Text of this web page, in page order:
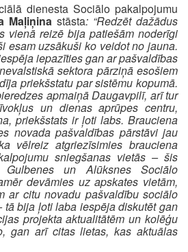
dienesta Sociālo pakalpojumu
Maļiņina stāsta: “Redzēt dažādus
vienā reizē bija patiešām noderīgi
esam uzsākuši ko veidot no jauna.
iepazīties gan ar pašvaldības
sektora pārziņā esošiem
priekšstatu par sistēmu kopumā.
apmaiņā Daugavpilī, arī tur
un dienas aprūpes centru,
priekšstats ir ļoti labs. Brauciena
novada pašvaldības pārstāvi jau
vēlreiz atgriezīsimies brauciena
sniegšanas vietās – šis
un Alūksnes Sociālo
devāmies uz apskates vietām,
ar citu novadu pašvaldību sociālo
tā bija ļoti laba iespēja diskutēt gan
projekta aktualitātēm un kolēģu
gan arī citas lietas, kas aktuālas